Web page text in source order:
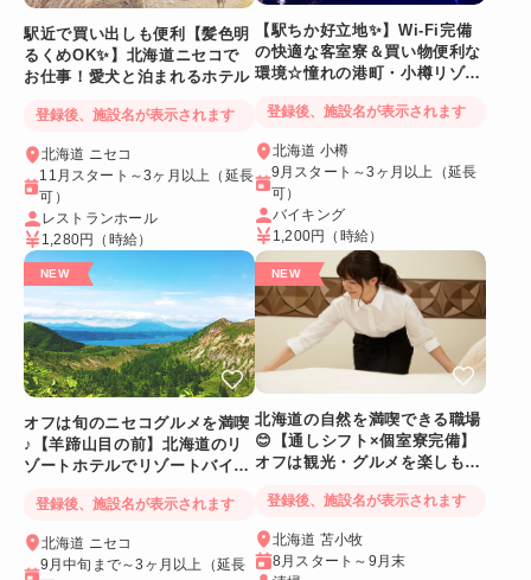
駅近で買い出しも便利【髪色明
るくめOK✨】北海道ニセコで
お仕事！愛犬と泊まれるホテル
登録後、施設名が表示されます
北海道 ニセコ
11月スタート～3ヶ月以上（延長
可）
レストランホール
1,280円
（時給）
【駅ちか好立地✨】Wi-Fi完備
の快適な客室寮＆買い物便利な
環境☆憧れの港町・小樽リゾー
登録後、施設名が表示されます
北海道 小樽
9月スタート～3ヶ月以上（延長
可）
バイキング
1,200円
（時給）
オフは旬のニセコグルメを満喫
♪【羊蹄山目の前】北海道のリ
ゾートホテルでリゾートバイト
登録後、施設名が表示されます
北海道 ニセコ
9月中旬まで～3ヶ月以上（延長
北海道の自然を満喫できる職場
😊【通しシフト×個室寮完備】
オフは観光・グルメを楽しも
登録後、施設名が表示されます
北海道 苫小牧
8月スタート～9月末